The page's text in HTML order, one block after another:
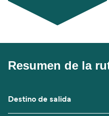
Resumen de la
Destino de salida